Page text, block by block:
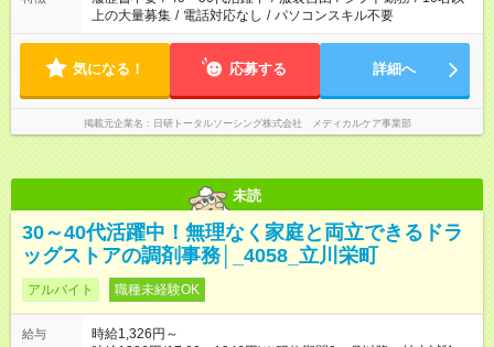
上の大量募集 / 電話対応なし / パソコンスキル不要
気になる！ 応募する 詳細へ
掲載元企業名 日研トータルソーシング株式会社 メディカルケア事業部
未読
30～40代活躍中！無理なく家庭と両立できるドラ
ッグストアの調剤事務│_4058_立川栄町
アルバイト 職種未経験OK
給与
時給1,326円～